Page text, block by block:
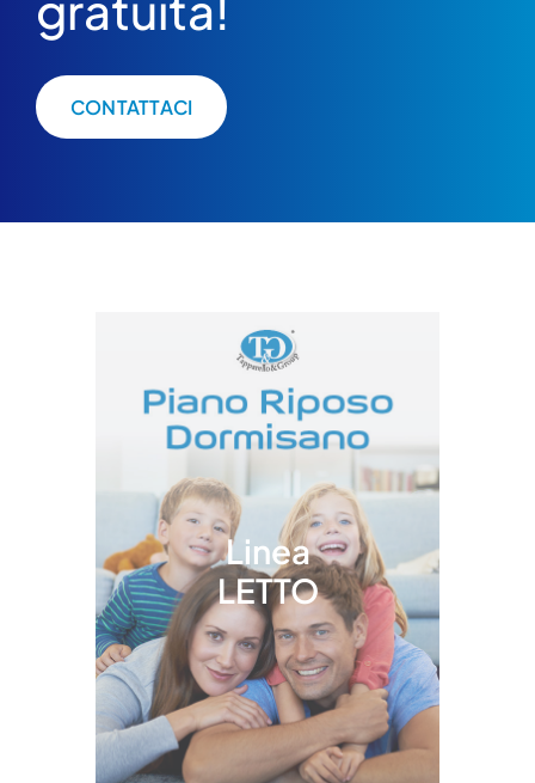
CONTATTACI
Linea
LETTO